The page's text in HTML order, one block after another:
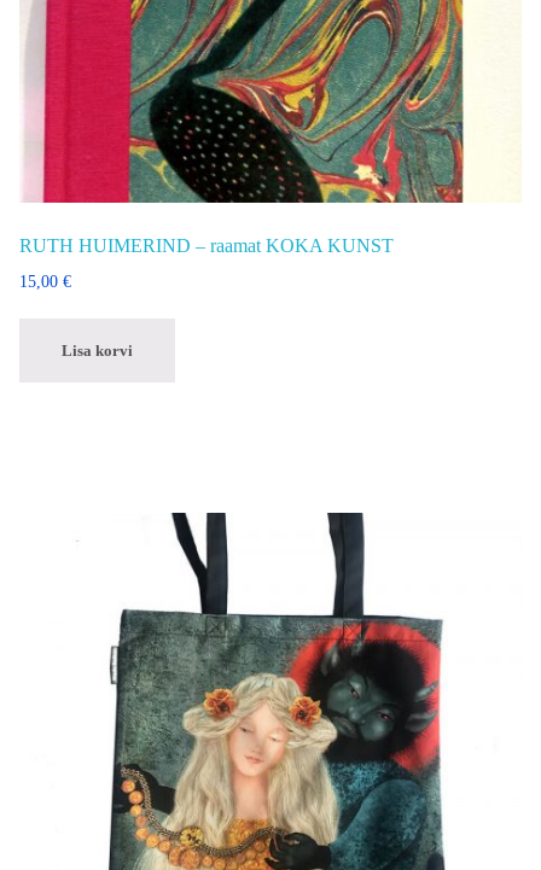
RUTH HUIMERIND – raamat KOKA KUNST
15,00 €
Lisa korvi